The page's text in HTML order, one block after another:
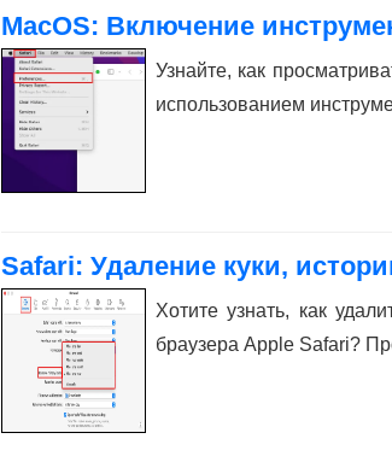
MacOS: Включение
Узнайте, как
использованием
Safari: Удаление куки,
Хотите узнать, как
браузера Apple Safari?